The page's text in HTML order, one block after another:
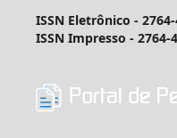
ISSN Eletrônico -
ISSN Impresso - 2764-